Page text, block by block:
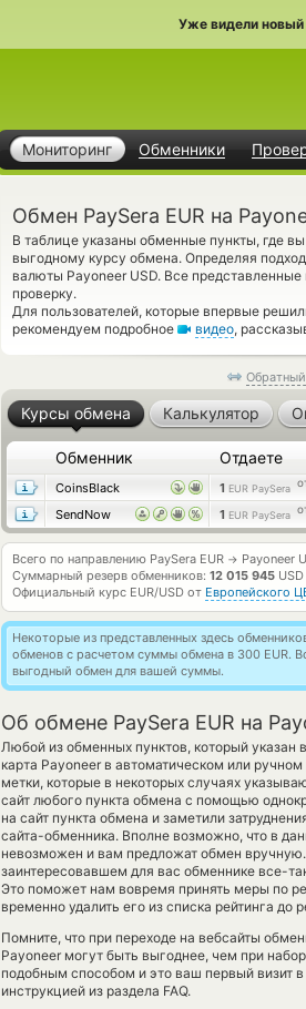
Уже видели
Мониторинг Обменники
Обмен PaySera EUR на
В таблице указаны обменные пункты, где
выгодному курсу обмена. Определяя
валюты Payoneer USD. Все
проверку.
Для пользователей, которые впервые
рекомендуем подробное
видео,
Курсы обмена Калькулятор
Обменник Отдаете
CoinsBlack 1 EUR PaySera
SendNow
1 EUR PaySera
Всего по направлению PaySera EUR → Payoneer
Суммарный резерв обменников: 12 015 945
Официальный курс EUR/USD от Европейского
Некоторые из представленных здесь
обменов с расчетом суммы обмена в 300 EUR.
выгодный обмен для вашей суммы.
Об обмене PaySera EUR на
Любой из обменных пунктов, который указан
карта Payoneer в автоматическом или
метки, которые в некоторых случаях
сайт любого пункта обмена с помощью
на сайт пункта обмена и заметили
сайта-обменника. Вполне возможно, что в
невозможен и вам предложат обмен
заинтересовавшем для вас обменнике все-
Это поможет нам вовремя принять меры по
временно удалить его из списка рейтинга до
Помните, что при переходе на вебсайты
Payoneer могут быть выгоднее, чем при
подобным способом и это ваш первый визит
инструкцией из раздела FAQ.